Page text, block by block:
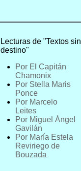
Lecturas de "Textos sin
destino"
Por El Capitán
Chamonix
Por Stella Maris
Ponce
Por Marcelo
Leites
Por Miguel Ángel
Gavilán
Por María Estela
Reviriego de
Bouzada